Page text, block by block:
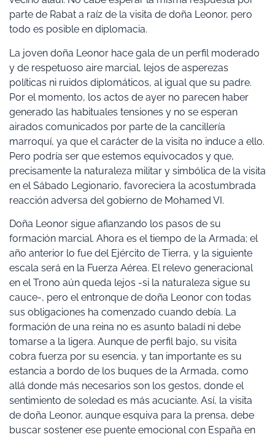
parte de Rabat a raíz de la visita de doña Leonor, pero
todo es posible en diplomacia.
La joven doña Leonor hace gala de un perfil moderado
y de respetuoso aire marcial, lejos de asperezas
políticas ni ruidos diplomáticos, al igual que su padre.
Por el momento, los actos de ayer no parecen haber
generado las habituales tensiones y no se esperan
airados comunicados por parte de la cancillería
marroquí, ya que el carácter de la visita no induce a ello.
Pero podría ser que estemos equivocados y que,
precisamente la naturaleza militar y simbólica de la visita
en el Sábado Legionario, favoreciera la acostumbrada
reacción adversa del gobierno de Mohamed VI.
Doña Leonor sigue afianzando los pasos de su
formación marcial. Ahora es el tiempo de la Armada; el
año anterior lo fue del Ejército de Tierra, y la siguiente
escala será en la Fuerza Aérea. El relevo generacional
en el Trono aún queda lejos -si la naturaleza sigue su
cauce-, pero el entronque de doña Leonor con todas
sus obligaciones ha comenzado cuando debía. La
formación de una reina no es asunto baladí ni debe
tomarse a la ligera. Aunque de perfil bajo, su visita
cobra fuerza por su esencia, y tan importante es su
estancia a bordo de los buques de la Armada, como
allá donde más necesarios son los gestos, donde el
sentimiento de soledad es más acuciante. Así, la visita
de doña Leonor, aunque esquiva para la prensa, debe
buscar sostener ese puente emocional con España en